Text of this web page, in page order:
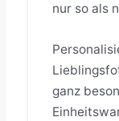
nur so als
ganz